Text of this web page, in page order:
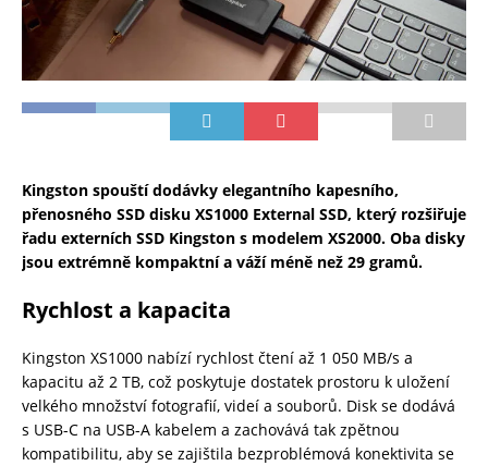
Kingston spouští dodávky elegantního kapesního,
přenosného SSD disku XS1000 External SSD, který rozšiřuje
řadu externích SSD Kingston s modelem XS2000. Oba disky
jsou extrémně kompaktní a váží méně než 29 gramů.
Rychlost a kapacita
Kingston XS1000 nabízí rychlost čtení až 1 050 MB/s a
kapacitu až 2 TB, což poskytuje dostatek prostoru k uložení
velkého množství fotografií, videí a souborů. Disk se dodává
s USB-C na USB-A kabelem a zachovává tak zpětnou
kompatibilitu, aby se zajištila bezproblémová konektivita se